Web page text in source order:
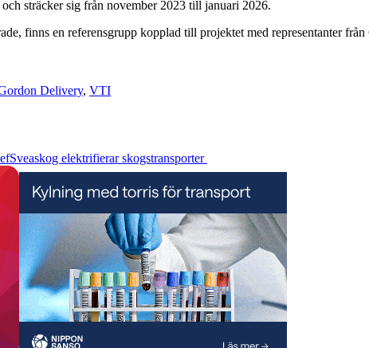
sträcker sig från november 2023 till januari 2026.
finns en referensgrupp kopplad till projektet med representanter
Delivery, VTI
Sveaskog elektrifierar skogstransporter